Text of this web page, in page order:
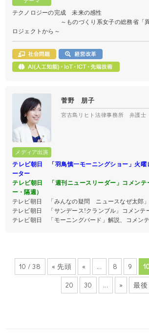
テクノロジーの完成 未来の感性
～ものづくり系女子の総務省「異能
ロジェクトから～
菅野 朋子
宮古島リヒト法律事務所 弁護士
テレビ朝日 「羽鳥慎一モーニングショー」火曜
ーター
テレビ朝日 「週刊ニュースリーダー」コメンテ
ー・隔週）
テレビ朝日 「みんなの疑問 ニュースなぜ太郎
テレビ朝日 「サンデース!クランブル」コメンテ
テレビ朝日 「モーニングバード」解説、コメン
TBS 「ひるおび!」解説
TOKYO MX 「テリー伊藤のトラブルハンター」
いじめられっ子が法律家になって
10 / 38 « 先頭 « ... 8 9
20
30 ... » 最後